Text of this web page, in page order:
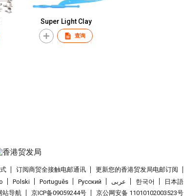
Super Light Clay
查询
订阅商贸全接触电邮通讯 更新您的香港贸发局电邮订阅
Polski Português Pусский عربى 한국어
日本語
站导航 京ICP备09059244号 京公网安备 11010102003523号